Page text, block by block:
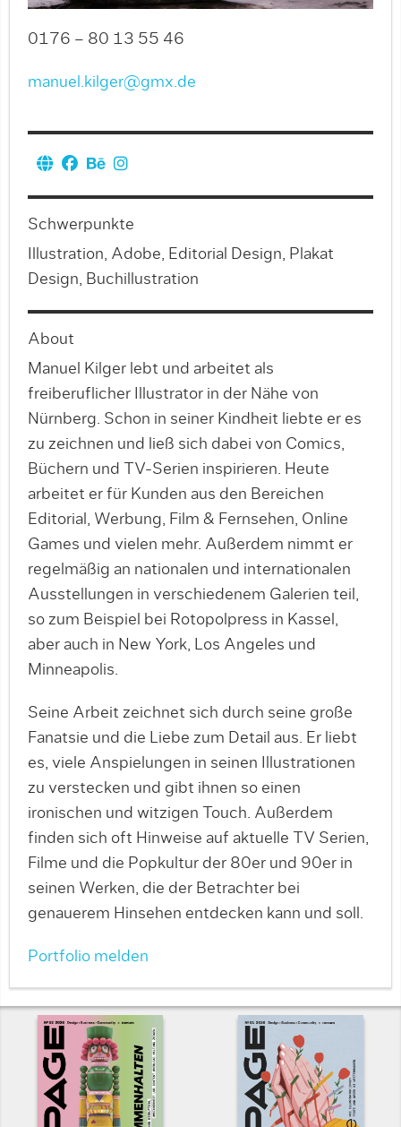
0176 – 80 13 55 46
manuel.kilger@gmx.de
Schwerpunkte
Illustration, Adobe, Editorial Design, Plakat
Design, Buchillustration
About
Manuel Kilger lebt und arbeitet als
freiberuflicher Illustrator in der Nähe von
Nürnberg. Schon in seiner Kindheit liebte er es
zu zeichnen und ließ sich dabei von Comics,
Büchern und TV-Serien inspirieren. Heute
arbeitet er für Kunden aus den Bereichen
Editorial, Werbung, Film & Fernsehen, Online
Games und vielen mehr. Außerdem nimmt er
regelmäßig an nationalen und internationalen
Ausstellungen in verschiedenem Galerien teil,
so zum Beispiel bei Rotopolpress in Kassel,
aber auch in New York, Los Angeles und
Minneapolis.
Seine Arbeit zeichnet sich durch seine große
Fanatsie und die Liebe zum Detail aus. Er liebt
es, viele Anspielungen in seinen Illustrationen
zu verstecken und gibt ihnen so einen
ironischen und witzigen Touch. Außerdem
finden sich oft Hinweise auf aktuelle TV Serien,
Filme und die Popkultur der 80er und 90er in
seinen Werken, die der Betrachter bei
genauerem Hinsehen entdecken kann und soll.
Portfolio melden